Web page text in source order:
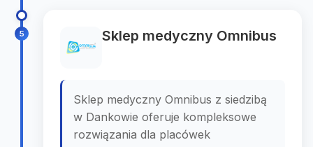
5 Sklep medyczny Omnibus
Sklep medyczny Omnibus z siedzibą
w Dankowie oferuje kompleksowe
rozwiązania dla placówek